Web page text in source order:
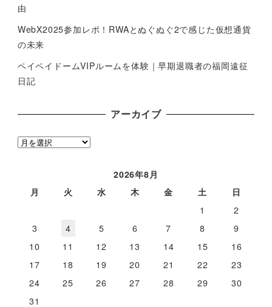
由
WebX2025参加レポ！RWAとぬぐぬぐ2で感じた仮想通貨
の未来
ペイペイドームVIPルームを体験｜早期退職者の福岡遠征
日記
アーカイブ
ア
2026年8月
月
火 水 木 金 土
日
1
2
3
4 5 6 7 8
9
10
11 12 13 14 15
16
17
18 19 20 21 22
23
24
25 26 27 28 29
30
31